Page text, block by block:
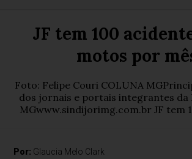
JF tem 100
motos por
Foto: Felipe Couri COLUNA
dos jornais e portais integrantes da
MGwww.sindijorimg.com.br JF tem
Por: Glaucia Melo Clark